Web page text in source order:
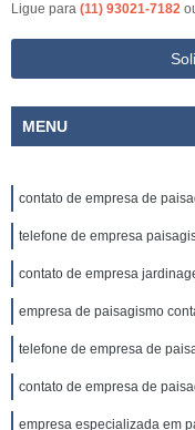
Ligue para (11) 93021-7182
MENU
contato de empresa de
telefone de empresa
contato de empresa
empresa de paisagismo
telefone de empresa de
contato de empresa de
empresa especializada em